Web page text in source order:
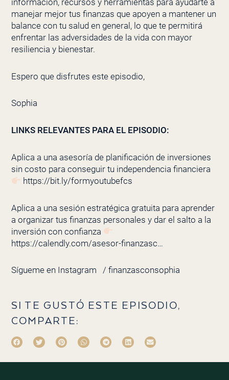
manejar mejor tus finanzas que apoyen a mantener un
balance con tu salud en general, lo que te permitirá
enfrentar las adversidades de la vida con mayor
resiliencia y bienestar.
Espero que disfrutes este episodio,
Sophia
LINKS RELEVANTES PARA EL EPISODIO:
Aplica a una asesoría de planificación de inversiones
sin costo para conseguir tu independencia financiera
https://bit.ly/formyoutubefcs
Aplica a una sesión estratégica gratuita para aprender
a organizar tus finanzas personales y dar el salto a la
inversión con confianza
https://calendly.com/asesor-finanzasc…
Sígueme en Instagram / finanzasconsophia
SI TE GUSTÓ ESTE EPISODIO,
COMPARTE: